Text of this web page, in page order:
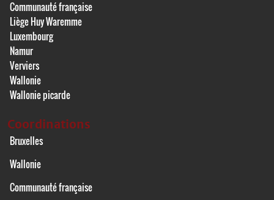
Communauté française
Liège Huy Waremme
Luxembourg
Namur
Verviers
Wallonie
Wallonie picarde
Coordinations
Bruxelles
Wallonie
Communauté française